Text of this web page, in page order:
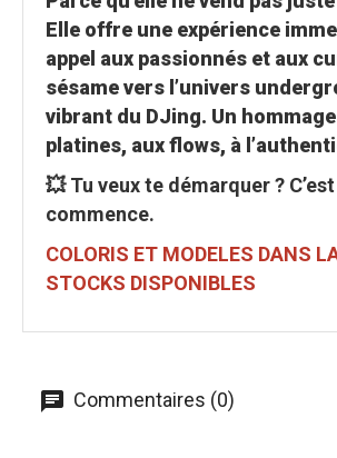
Elle offre une expérience
appel aux passionnés et aux
sésame vers l’univers
vibrant du DJing. Un
platines, aux flows, à
💥 Tu veux te démarquer ?
commence.
COLORIS ET MODELES DANS
STOCKS DISPONIBLES
Commentaires (0)